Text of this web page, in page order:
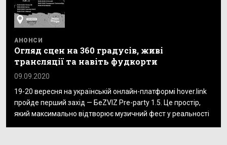
АНОНСИ
Огляд сцен на 360 градусів, живі
трансляції та навіть фудкорти
09.09.2020
19-20 вересня на українській онлайн-платформі hover.link
пройде перший захід — БеZVIZ Pre-party 1.5. Це простір,
який максимально відтворює музичний фест у реальності